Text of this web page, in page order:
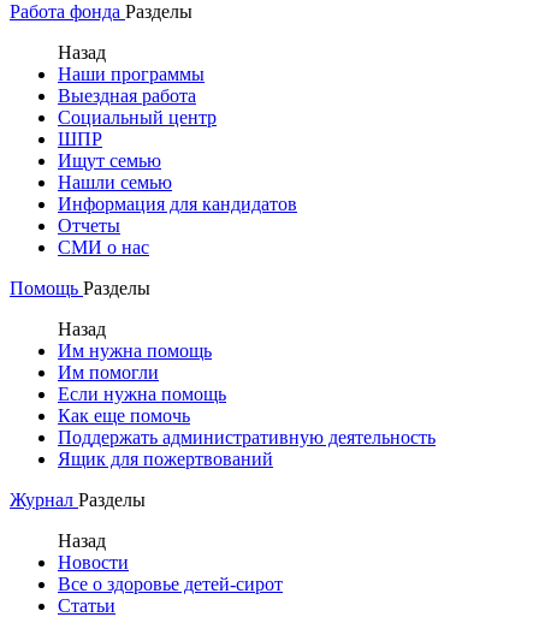
Работа фонда Разделы
Назад
Наши программы
Выездная работа
Социальный центр
ШПР
Ищут семью
Нашли семью
Информация для кандидатов
Отчеты
СМИ о нас
Помощь Разделы
Назад
Им нужна помощь
Им помогли
Если нужна помощь
Как еще помочь
Поддержать административную деятельность
Ящик для пожертвований
Журнал Разделы
Назад
Новости
Все о здоровье детей-сирот
Статьи